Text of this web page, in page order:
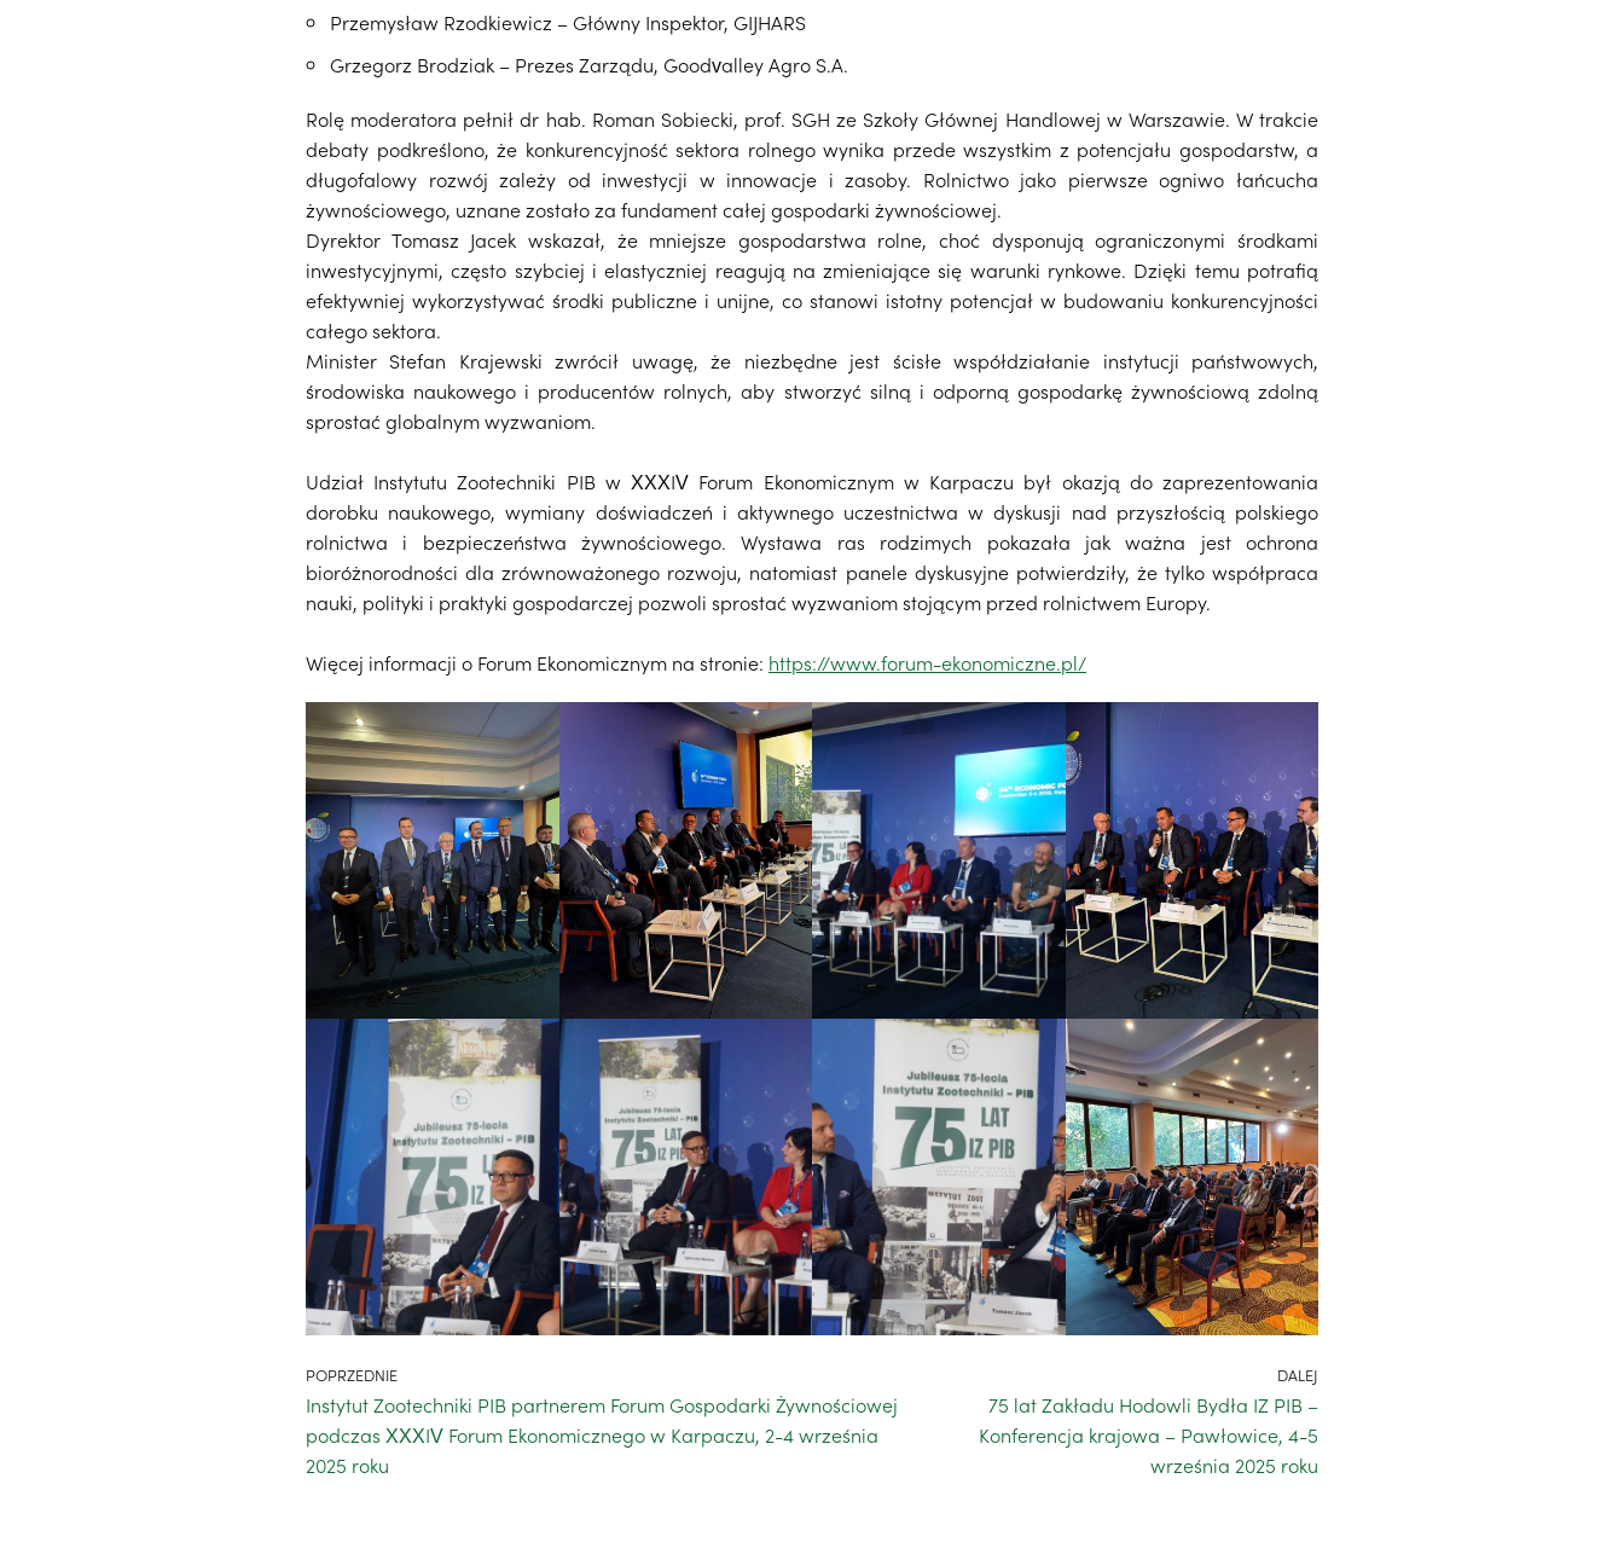
Przemysław Rzodkiewicz – Główny Inspektor, GIJHARS
Grzegorz Brodziak – Prezes Zarządu, Goodvalley Agro S.A.
Rolę moderatora pełnił dr hab. Roman Sobiecki, prof. SGH ze Szkoły Głównej Handlowej w Warszawie. W trakcie
debaty podkreślono, że konkurencyjność sektora rolnego wynika przede wszystkim z potencjału gospodarstw, a
długofalowy rozwój zależy od inwestycji w innowacje i zasoby. Rolnictwo jako pierwsze ogniwo łańcucha
żywnościowego, uznane zostało za fundament całej gospodarki żywnościowej.
Dyrektor Tomasz Jacek wskazał, że mniejsze gospodarstwa rolne, choć dysponują ograniczonymi środkami
inwestycyjnymi, często szybciej i elastyczniej reagują na zmieniające się warunki rynkowe. Dzięki temu potrafią
efektywniej wykorzystywać środki publiczne i unijne, co stanowi istotny potencjał w budowaniu konkurencyjności
całego sektora.
Minister Stefan Krajewski zwrócił uwagę, że niezbędne jest ścisłe współdziałanie instytucji państwowych,
środowiska naukowego i producentów rolnych, aby stworzyć silną i odporną gospodarkę żywnościową zdolną
sprostać globalnym wyzwaniom.
Udział Instytutu Zootechniki PIB w XXXIV Forum Ekonomicznym w Karpaczu był okazją do zaprezentowania
dorobku naukowego, wymiany doświadczeń i aktywnego uczestnictwa w dyskusji nad przyszłością polskiego
rolnictwa i bezpieczeństwa żywnościowego. Wystawa ras rodzimych pokazała jak ważna jest ochrona
bioróżnorodności dla zrównoważonego rozwoju, natomiast panele dyskusyjne potwierdziły, że tylko współpraca
nauki, polityki i praktyki gospodarczej pozwoli sprostać wyzwaniom stojącym przed rolnictwem Europy.
Więcej informacji o Forum Ekonomicznym na stronie: https://www.forum-ekonomiczne.pl/
POPRZEDNIE
Instytut Zootechniki PIB partnerem Forum Gospodarki Żywnościowej
podczas XXXIV Forum Ekonomicznego w Karpaczu, 2-4 września
2025 roku
DALEJ
75 lat Zakładu Hodowli Bydła IZ PIB –
Konferencja krajowa – Pawłowice, 4-5
września 2025 roku